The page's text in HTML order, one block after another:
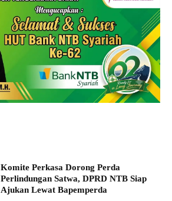
Komite Perkasa Dorong Perda
Perlindungan Satwa, DPRD NTB Siap
Ajukan Lewat Bapemperda